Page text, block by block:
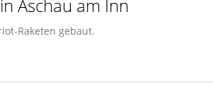
Aschau am Inn
Raketen gebaut.